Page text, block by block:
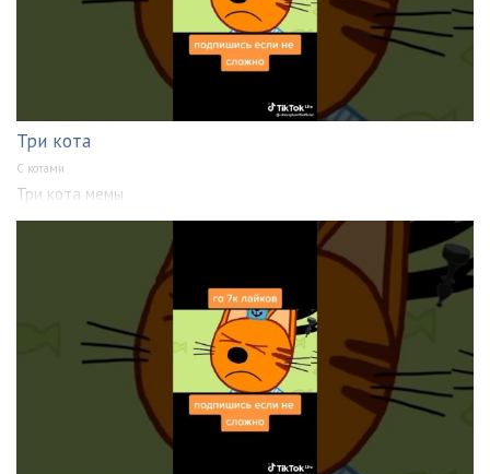
Три кота
С котами
Три кота мемы